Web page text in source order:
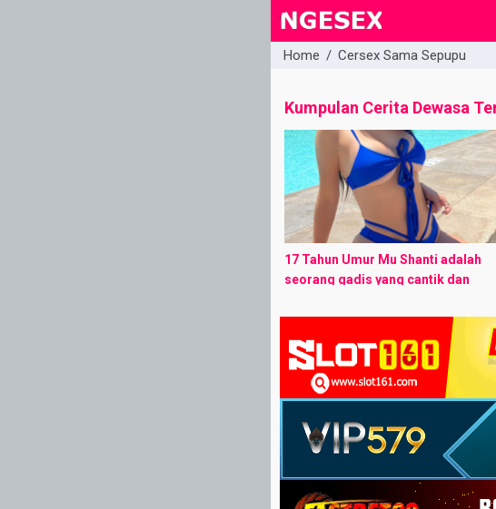
Home / Cersex Sama Sepupu
Kumpulan Cerita Dewasa
17 Tahun Umur Mu Shanti adalah
seorang gadis yang cantik dan
dan ia tak dapat lagi meneruskan
sekolahnya karena ...